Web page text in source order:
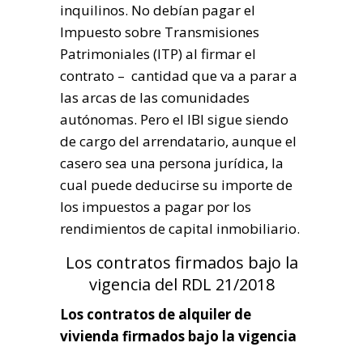
inquilinos. No debían pagar el
Impuesto sobre Transmisiones
Patrimoniales (ITP) al firmar el
contrato – cantidad que va a parar a
las arcas de las comunidades
autónomas. Pero el IBI sigue siendo
de cargo del arrendatario, aunque el
casero sea una persona jurídica, la
cual puede deducirse su importe de
los impuestos a pagar por los
rendimientos de capital inmobiliario.
Los contratos firmados bajo la
vigencia del RDL 21/2018
Los contratos de alquiler de
vivienda firmados bajo la vigencia